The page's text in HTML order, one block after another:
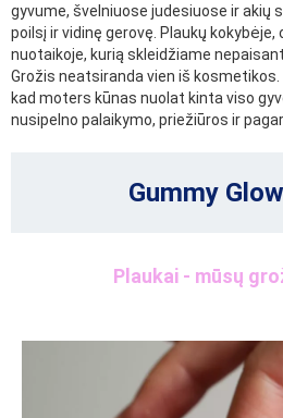
gyvume, švelniuose judesiuose ir akių
poilsį ir vidinę gerovę. Plaukų kokybėje,
nuotaikoje, kurią skleidžiame
Grožis neatsiranda vien iš
kad moters kūnas nuolat kinta viso
nusipelno palaikymo, priežiūros ir
Gummy
Plaukai - mūsų